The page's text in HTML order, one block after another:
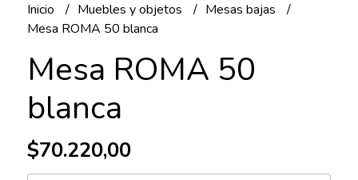
Inicio Muebles y objetos
Mesas bajas
Mesa ROMA 50 blanca
Mesa ROMA 50
blanca
$70.220,00